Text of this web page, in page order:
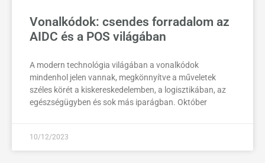
Vonalkódok: csendes forradalom az
AIDC és a POS világában
A modern technológia világában a vonalkódok
mindenhol jelen vannak, megkönnyítve a műveletek
széles körét a kiskereskedelemben, a logisztikában, az
egészségügyben és sok más iparágban. Október
10/12/2023